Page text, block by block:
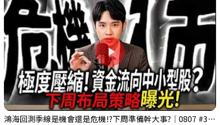
鴻海回測季線是機會還是危機!?下周準備幹大事?｜0807 #3661 #2317 #2317鴻海